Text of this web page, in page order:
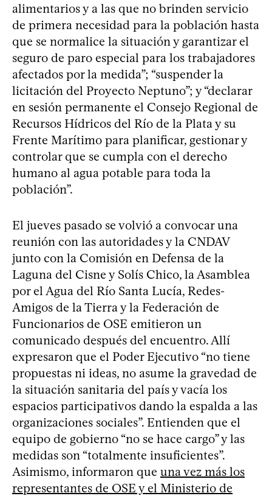
alimentarios y a las que no brinden servicio
de primera necesidad para la población hasta
que se normalice la situación y garantizar el
seguro de paro especial para los trabajadores
afectados por la medida”; “suspender la
licitación del Proyecto Neptuno”; y “declarar
en sesión permanente el Consejo Regional de
Recursos Hídricos del Río de la Plata y su
Frente Marítimo para planificar, gestionar y
controlar que se cumpla con el derecho
humano al agua potable para toda la
población”.
El jueves pasado se volvió a convocar una
reunión con las autoridades y la CNDAV
junto con la Comisión en Defensa de la
Laguna del Cisne y Solís Chico, la Asamblea
por el Agua del Río Santa Lucía, Redes-
Amigos de la Tierra y la Federación de
Funcionarios de OSE emitieron un
comunicado después del encuentro. Allí
expresaron que el Poder Ejecutivo “no tiene
propuestas ni ideas, no asume la gravedad de
la situación sanitaria del país y vacía los
espacios participativos dando la espalda a las
organizaciones sociales”. Entienden que el
equipo de gobierno “no se hace cargo” y las
medidas son “totalmente insuficientes”.
Asimismo, informaron que una vez más los
representantes de OSE y el Ministerio de